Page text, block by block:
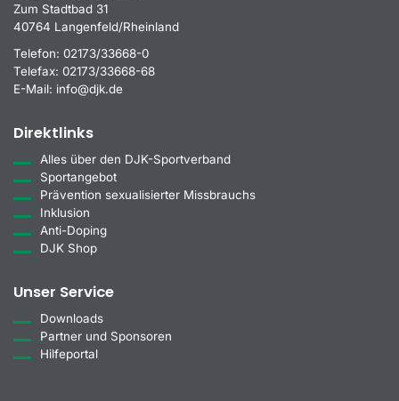
Zum Stadtbad 31
40764 Langenfeld/Rheinland
Telefon: 02173/33668-0
Telefax: 02173/33668-68
E-Mail: info@djk.de
Direktlinks
Alles über den DJK-Sportverband
Sportangebot
Prävention sexualisierter Missbrauchs
Inklusion
Anti-Doping
DJK Shop
Unser Service
Downloads
Partner und Sponsoren
Hilfeportal